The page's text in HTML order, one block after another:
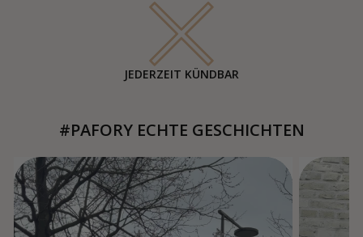
JEDERZEIT KÜNDBAR
#PAFORY ECHTE GESCHICHTEN